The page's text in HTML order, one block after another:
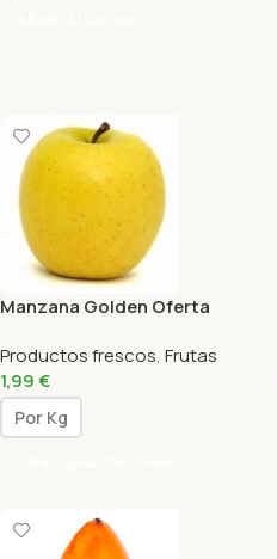
Manzana Golden Oferta
Productos frescos, Frutas
1,99€
Por Kg